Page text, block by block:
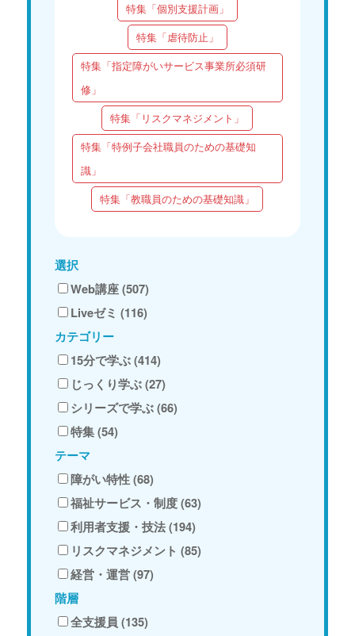
特集「個別支援計画」
特集「虐待防止」
特集「指定障がいサービス事業所必須研
修」
特集「リスクマネジメント」
特集「特例子会社職員のための基礎知
識」
特集「教職員のための基礎知識」
選択
Web講座 (507)
Liveゼミ (116)
カテゴリー
15分で学ぶ (414)
じっくり学ぶ (27)
シリーズで学ぶ (66)
特集 (54)
テーマ
障がい特性 (68)
福祉サービス・制度 (63)
利用者支援・技法 (194)
リスクマネジメント (85)
経営・運営 (97)
階層
全支援員 (135)